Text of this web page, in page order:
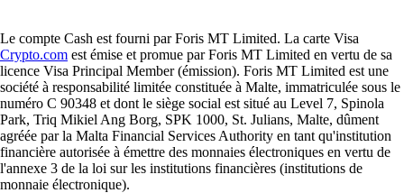
Le compte Cash est fourni par Foris MT Limited. La carte Visa
Crypto.com est émise et promue par Foris MT Limited en vertu de sa
licence Visa Principal Member (émission). Foris MT Limited est une
société à responsabilité limitée constituée à Malte, immatriculée sous le
numéro C 90348 et dont le siège social est situé au Level 7, Spinola
Park, Triq Mikiel Ang Borg, SPK 1000, St. Julians, Malte, dûment
agréée par la Malta Financial Services Authority en tant qu'institution
financière autorisée à émettre des monnaies électroniques en vertu de
l'annexe 3 de la loi sur les institutions financières (institutions de
monnaie électronique).